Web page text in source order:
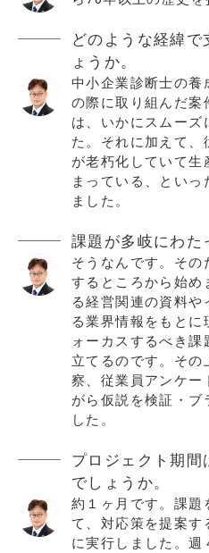
どのような経緯で
ょうか。
中小企業診断士の養
の際に取り組んだ案
は、いかにスムーズ
た。それに加えて、
が老朽化していて生
まっている、とい
ました。
課題が多岐にわた
そうなんです。その
するところから始め
る経営関連の資料
る業界情報をもとに
ォーカスするべき課
立てるのです。その
察、従業員アンケー
がら仮説を検証・ブ
した。
プロジェクト期間
でしょうか。
約１ヶ月です。課題
て、対応策を提案す
に実行しました。週